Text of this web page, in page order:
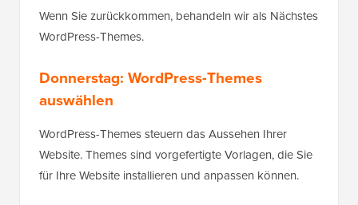
Wenn Sie zurückkommen, behandeln wir als Nächstes
WordPress-Themes.
Donnerstag: WordPress-Themes
auswählen
WordPress-Themes steuern das Aussehen Ihrer
Website. Themes sind vorgefertigte Vorlagen, die Sie
für Ihre Website installieren und anpassen können.